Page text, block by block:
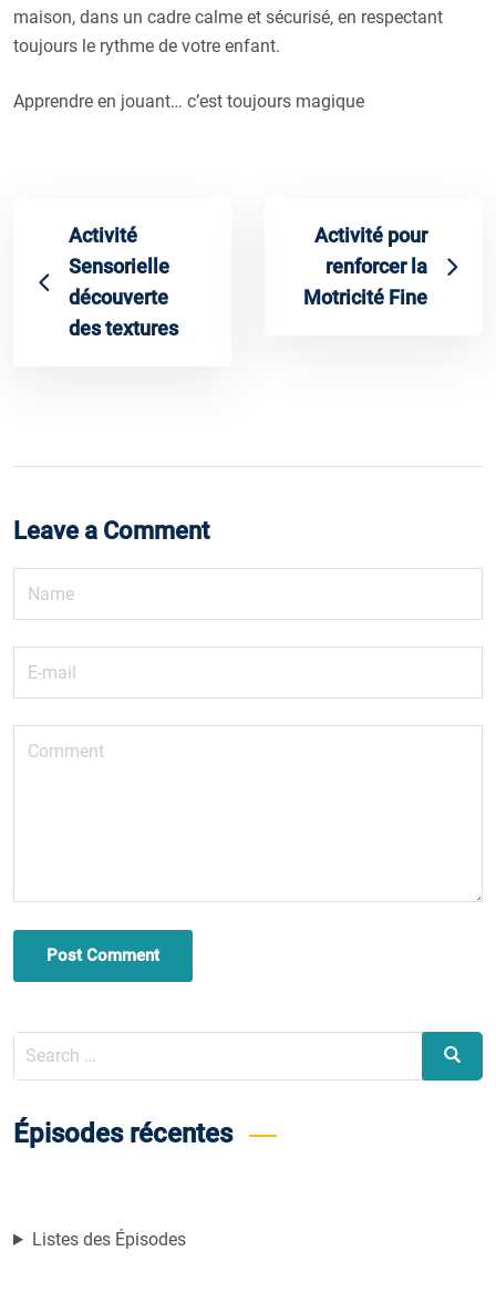
maison, dans un cadre calme et sécurisé, en respectant
toujours le rythme de votre enfant.
Apprendre en jouant… c’est toujours magique
Activité
Sensorielle
découverte
des textures
Activité pour
renforcer la
Motricité Fine
Leave a Comment
Post Comment
Search
Search
Épisodes récentes
Listes des Épisodes